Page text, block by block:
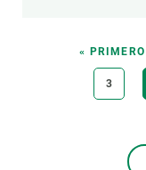
PaginaciónPRIMERA
PÁGINA
« PRIMERO
PÁGINA
3